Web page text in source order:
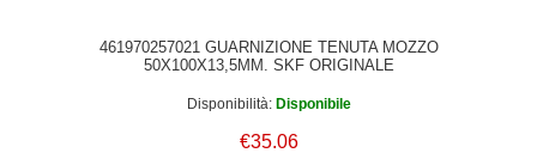
461970257021 GUARNIZIONE TENUTA MOZZO
50X100X13,5MM. SKF ORIGINALE
Disponibilità: Disponibile
€35.06